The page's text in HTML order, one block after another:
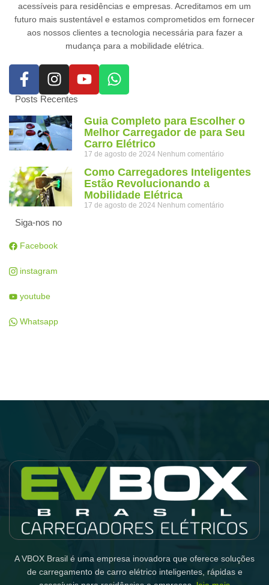
acessíveis para residências e empresas. Acreditamos em um
futuro mais sustentável e estamos comprometidos em fornecer
aos nossos clientes a tecnologia necessária para fazer a
mudança para a mobilidade elétrica.
Posts Recentes
Guia Completo para Escolher o
Melhor Carregador de para Seu
Carro Elétrico
17 de agosto de 2024 Nenhum comentário
Como Carregadores Inteligentes
Estão Revolucionando a
Mobilidade Elétrica
17 de agosto de 2024 Nenhum comentário
Siga-nos no
Facebook
instagram
youtube
Whatsapp
A VBOX Brasil é uma empresa inovadora que oferece soluções
de carregamento de carro elétrico inteligentes, rápidas e